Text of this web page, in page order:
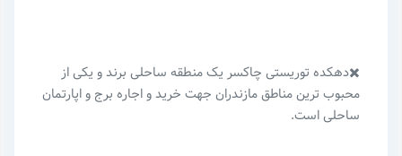
✖️دهکده‌ توریستی چاکسر یک منطقه ساحلی برند و یکی از
محبوب ترین مناطق مازندران جهت خرید و اجاره برج و اپارتمان
ساحلی است.